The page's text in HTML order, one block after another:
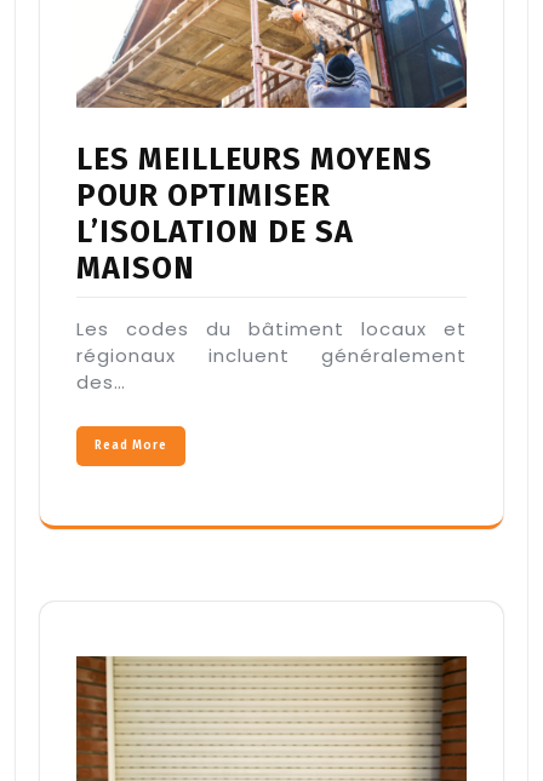
LES MEILLEURS MOYENS
POUR OPTIMISER
L’ISOLATION DE SA
MAISON
Les codes du bâtiment locaux et
régionaux incluent généralement
des…
Read More